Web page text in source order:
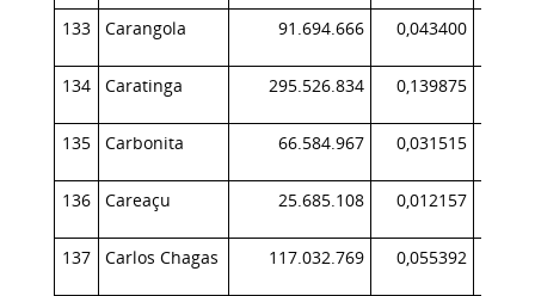
133 Carangola 91.694.666 0,043400
134 Caratinga 295.526.834 0,139875
135 Carbonita 66.584.967 0,031515
136 Careaçu 25.685.108 0,012157
137 Carlos Chagas 117.032.769 0,055392